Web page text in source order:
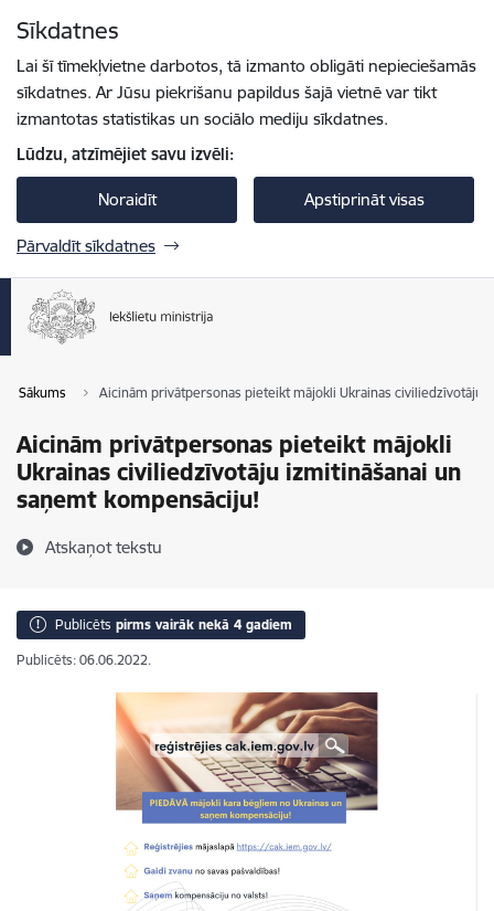
Sīkdatnes
Lai šī tīmekļvietne darbotos, tā izmanto obligāti nepieciešamās
sīkdatnes. Ar Jūsu piekrišanu papildus šajā vietnē var tikt
izmantotas statistikas un sociālo mediju sīkdatnes.
Lūdzu, atzīmējiet savu izvēli:
Noraidīt Apstiprināt visas
Pārvaldīt sīkdatnes
Sākums Aicinām privātpersonas pieteikt mājokli Ukrainas civiliedzīvotāju
Aicinām privātpersonas pieteikt mājokli
Ukrainas civiliedzīvotāju izmitināšanai un
saņemt kompensāciju!
Atskaņot tekstu
Publicēts pirms vairāk nekā 4 gadiem
Publicēts: 06.06.2022.